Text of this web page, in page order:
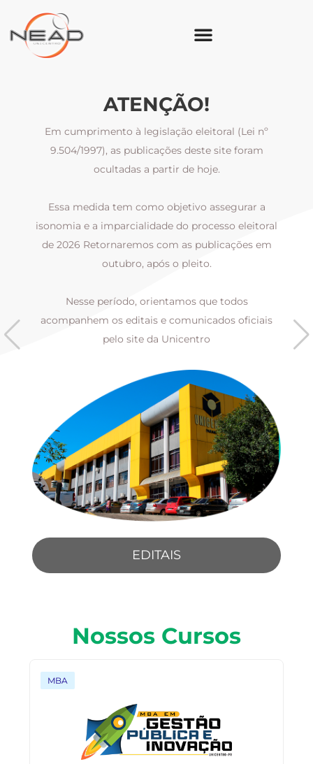
ATENÇÃO!
Em cumprimento à legislação eleitoral (Lei nº
9.504/1997), as publicações deste site foram
ocultadas a partir de hoje.
Essa medida tem como objetivo assegurar a
isonomia e a imparcialidade do processo eleitoral
de 2026 Retornaremos com as publicações em
outubro, após o pleito.
Nesse período, orientamos que todos
acompanhem os editais e comunicados oficiais
pelo site da Unicentro
EDITAIS
Nossos Cursos
MBA